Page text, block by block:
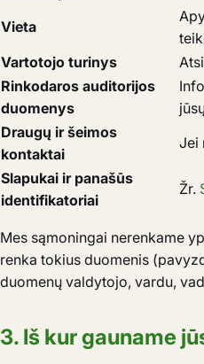
Vieta
Vartotojo turinys
Rinkodaros auditorijos
duomenys
Draugų ir šeimos
kontaktai
Jei
Slapukai ir panašūs
identifikatoriai
Žr.
Mes sąmoningai nerenkame
renka tokius duomenis
duomenų valdytojo, vardu,
3. Iš kur gauname